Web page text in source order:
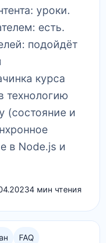
уроки.
есть.
подойдёт
курса
технологию
(состояние и
в Node.js и
4 мин чтения
FAQ